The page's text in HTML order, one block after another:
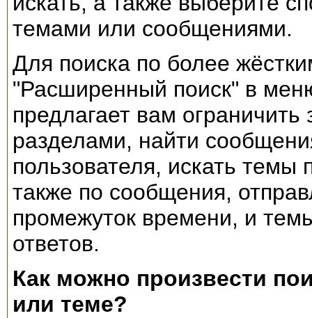
темами или сообщениями.
Для поиска по более
"Расширенный поиск" в
предлагает вам
разделами, найти
пользователя, искать
также по сообщения,
промежуток времени, и
ответов.
Как можно произвести
или теме?